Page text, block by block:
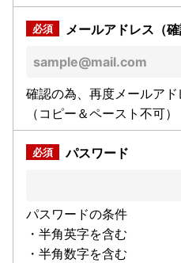
メールアドレス（確
確認の為、再度メールア
（コピー＆ペースト不可）
パスワード
パスワードの条件
・半角英字を含む
・半角数字を含む